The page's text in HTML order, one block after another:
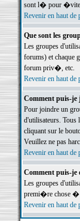
sont l� pour
Revenir en haut de
Que sont les
Les groupes
forums) et
forum priv�, etc.
Revenir en haut de
Comment puis-je
Pour joindre un
d'utilisateurs. Tous
cliquant sur le
Veuillez ne pas
Revenir en haut de
Comment puis-
Les groupes
premi�re chose �
Revenir en haut de